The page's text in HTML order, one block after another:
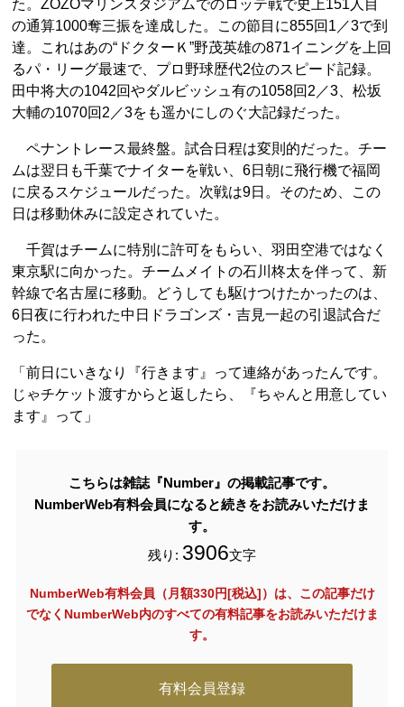
た。ZOZOマリンスタジアムでのロッテ戦で史上151人目
の通算1000奪三振を達成した。この節目に855回1／3で到
達。これはあの“ドクターＫ”野茂英雄の871イニングを上回
るパ・リーグ最速で、プロ野球歴代2位のスピード記録。
田中将大の1042回やダルビッシュ有の1058回2／3、松坂
大輔の1070回2／3をも遥かにしのぐ大記録だった。
ペナントレース最終盤。試合日程は変則的だった。チー
ムは翌日も千葉でナイターを戦い、6日朝に飛行機で福岡
に戻るスケジュールだった。次戦は9日。そのため、この
日は移動休みに設定されていた。
千賀はチームに特別に許可をもらい、羽田空港ではなく
東京駅に向かった。チームメイトの石川柊太を伴って、新
幹線で名古屋に移動。どうしても駆けつけたかったのは、
6日夜に行われた中日ドラゴンズ・吉見一起の引退試合だ
った。
「前日にいきなり『行きます』って連絡があったんです。
じゃチケット渡すからと返したら、『ちゃんと用意してい
ます』って」
こちらは雑誌『Number』の掲載記事です。
NumberWeb有料会員になると続きをお読みいただけま
す。
残り: 3906文字
NumberWeb有料会員（月額330円[税込]）は、この記事だけ
でなく NumberWeb内のすべての有料記事をお読みいただけま
す。
有料会員登録